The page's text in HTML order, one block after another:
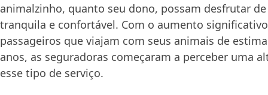
animalzinho, quanto seu dono, possam desfrutar
tranquila e confortável. Com o aumento
passageiros que viajam com seus animais de
anos, as seguradoras começaram a perceber uma
esse tipo de serviço.